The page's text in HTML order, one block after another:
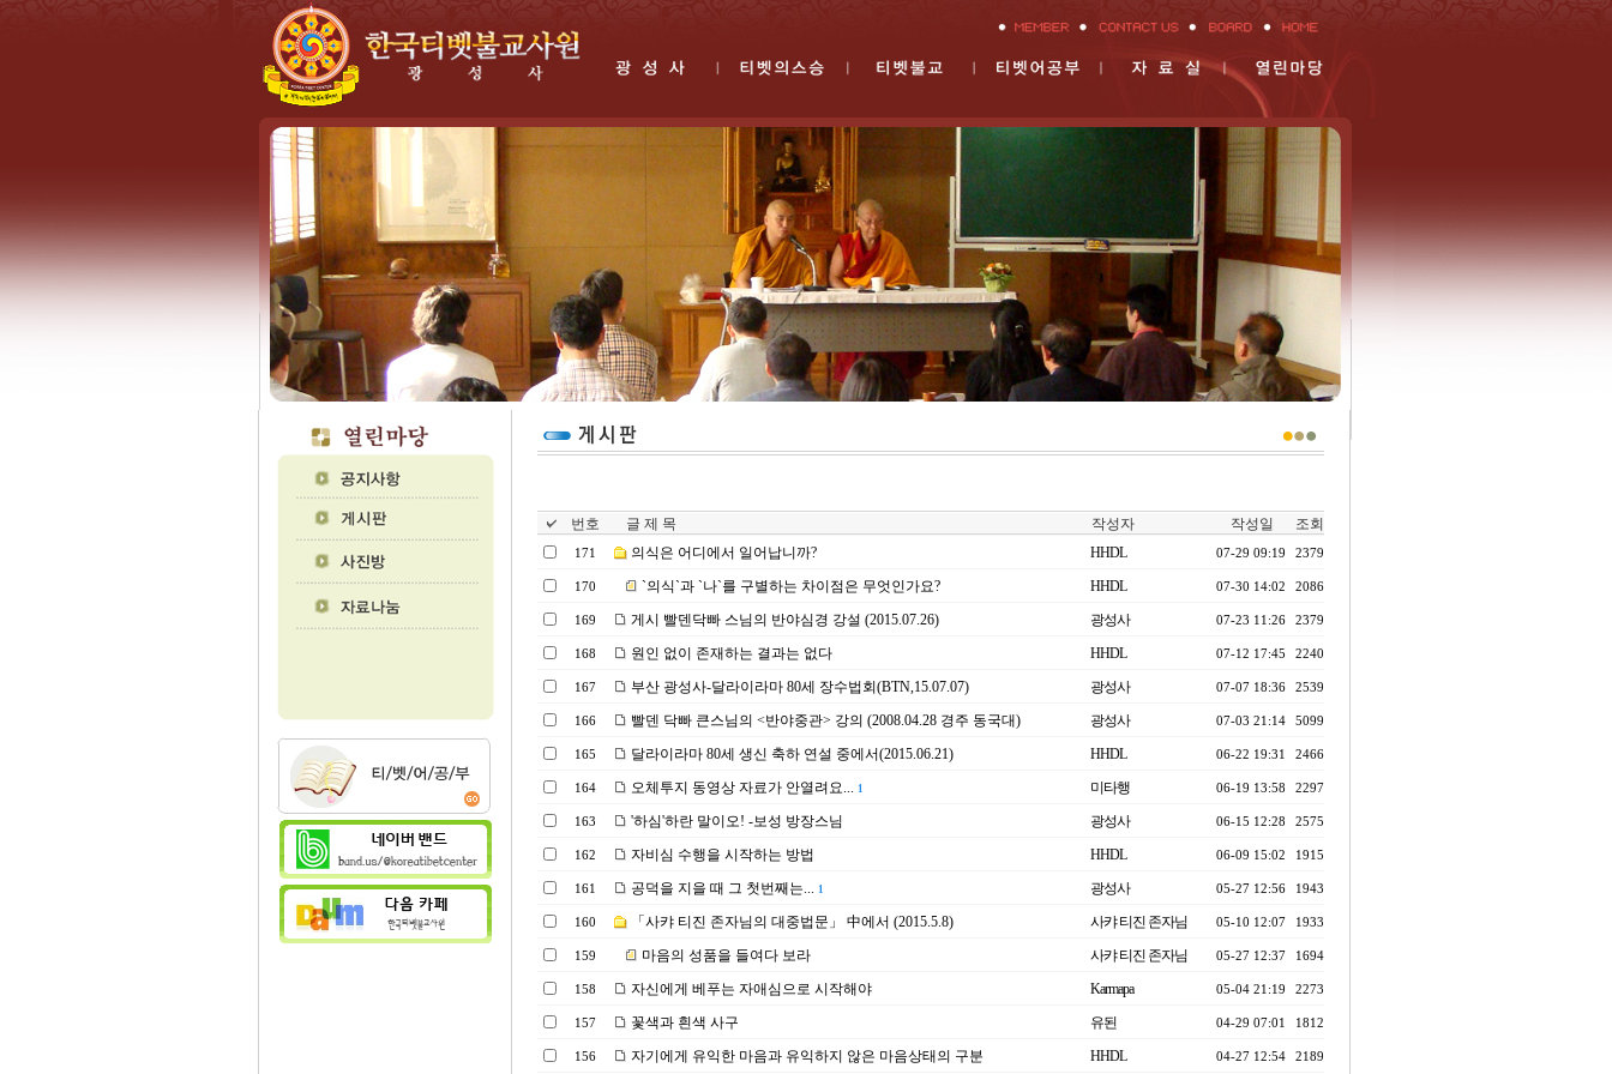
번호 글 제 목 작성자 작성일 조회
171 의식은 어디에서 일어납니까? HHDL 07-29 09:19 2379
170 `의식`과 `나`를 구별하는 차이점은 무엇인가요? HHDL 07-30 14:02 2086
169 게시 빨덴닥빠 스님의 반야심경 강설 (2015.07.26) 광성사 07-23 11:26 2379
168 원인 없이 존재하는 결과는 없다 HHDL 07-12 17:45 2240
167 부산 광성사-달라이라마 80세 장수법회(BTN,15.07.07) 광성사 07-07 18:36 2539
166 빨덴 닥빠 큰스님의 <반야중관> 강의 (2008.04.28 경주 동국대) 광성사 07-03 21:14 5099
165 달라이라마 80세 생신 축하 연설 중에서(2015.06.21) HHDL 06-22 19:31 2466
164 오체투지 동영상 자료가 안열려요... 1 미타행 06-19 13:58 2297
163 '하심'하란 말이오! -보성 방장스님 광성사 06-15 12:28 2575
162 자비심 수행을 시작하는 방법 HHDL 06-09 15:02 1915
161 공덕을 지을 때 그 첫번째는... 1 광성사 05-27 12:56 1943
160 「사캬 티진 존자님의 대중법문」 中에서 (2015.5.8) 사캬 티진 존자님 05-10 12:07 1933
159 마음의 성품을 들여다 보라 사캬 티진 존자님 05-27 12:37 1694
158 자신에게 베푸는 자애심으로 시작해야 Karmapa 05-04 21:19 2273
157 꽃색과 흰색 사구 유된 04-29 07:01 1812
156 자기에게 유익한 마음과 유익하지 않은 마음상태의 구분 HHDL 04-27 12:54 2189